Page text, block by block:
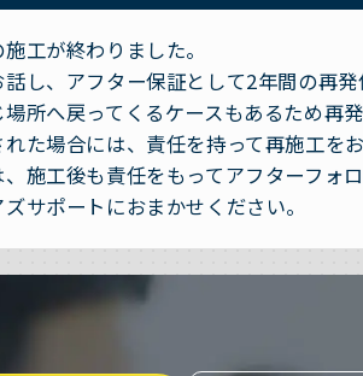
工が終わりました。
し、アフター保証として2年間の再発
所へ戻ってくるケースもあるため再
た場合には、責任を持って再施工をお
施工後も責任をもってアフターフォ
サポートにおまかせください。